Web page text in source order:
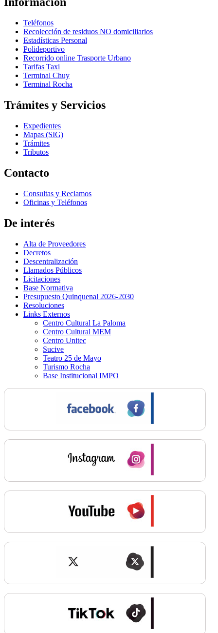
Teléfonos
Recolección de residuos NO domiciliarios
Estadísticas Personal
Polideportivo
Recorrido online Trasporte Urbano
Tarifas Taxi
Terminal Chuy
Terminal Rocha
Trámites y Servicios
Expedientes
Mapas (SIG)
Trámites
Tributos
Contacto
Consultas y Reclamos
Oficinas y Teléfonos
De interés
Alta de Proveedores
Decretos
Descentralización
Llamados Públicos
Licitaciones
Base Normativa
Presupuesto Quinquenal 2026-2030
Resoluciones
Links Externos
Centro Cultural La Paloma
Centro Cultural MEM
Centro Unitec
Sucive
Teatro 25 de Mayo
Turismo Rocha
Base Institucional IMPO